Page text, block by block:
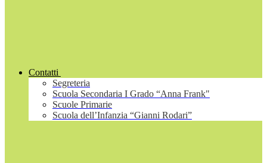
Contatti
Segreteria
Scuola Secondaria I Grado “Anna Frank"
Scuole Primarie
Scuola dell’Infanzia “Gianni Rodari”